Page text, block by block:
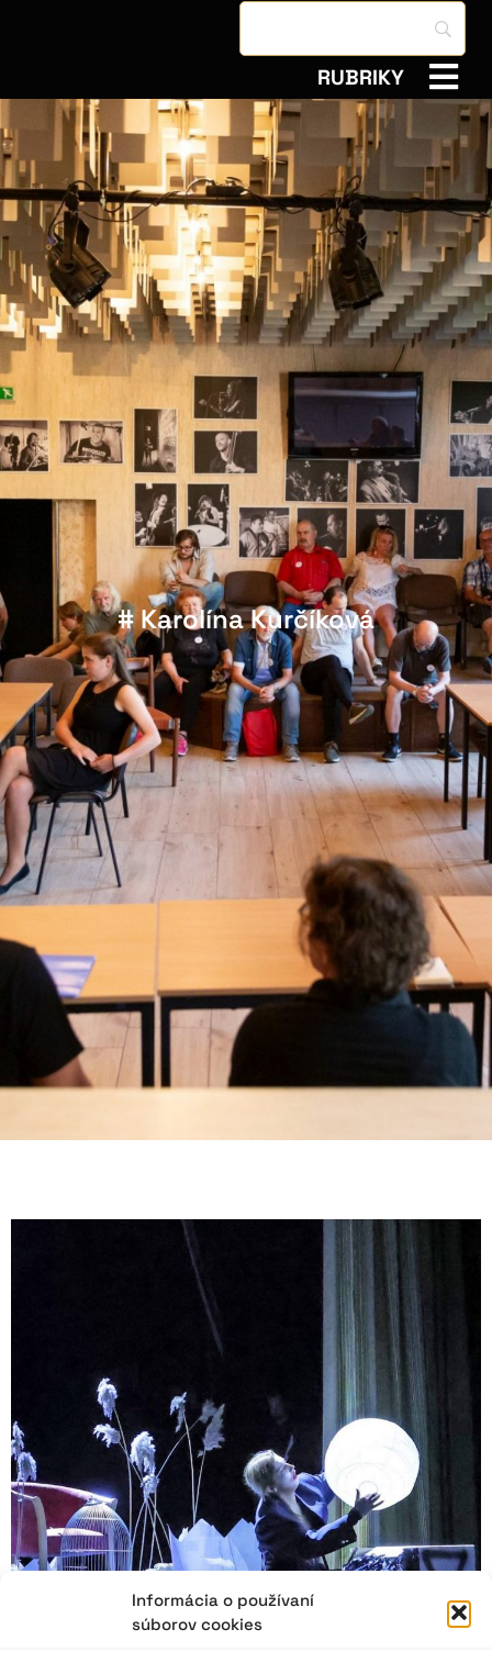
Informácia o používaní
súborov cookies
RUBRIKY
# Karolína Kurčíková